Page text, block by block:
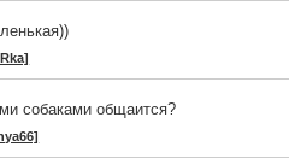
собаками общаится?